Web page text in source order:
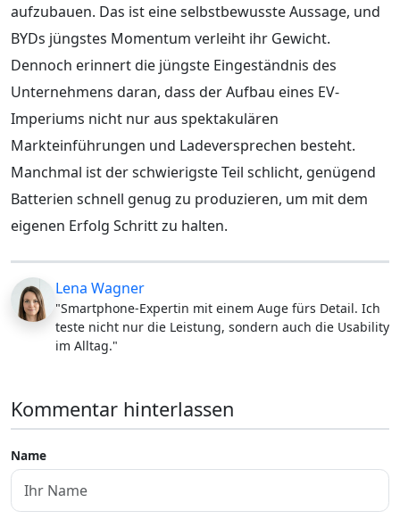
aufzubauen. Das ist eine selbstbewusste Aussage, und
BYDs jüngstes Momentum verleiht ihr Gewicht.
Dennoch erinnert die jüngste Eingeständnis des
Unternehmens daran, dass der Aufbau eines EV-
Imperiums nicht nur aus spektakulären
Markteinführungen und Ladeversprechen besteht.
Manchmal ist der schwierigste Teil schlicht, genügend
Batterien schnell genug zu produzieren, um mit dem
eigenen Erfolg Schritt zu halten.
Lena Wagner
"Smartphone-Expertin mit einem Auge fürs Detail. Ich
teste nicht nur die Leistung, sondern auch die Usability
im Alltag."
Kommentar hinterlassen
Name